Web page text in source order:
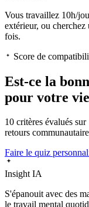
Vous travaillez 10h/
extérieur, ou
fois.
Score de
Est-ce la
pour votre
10 critères évalués
retours
Faire le quiz
Insight IA
S'épanouitavec des
le travail mental